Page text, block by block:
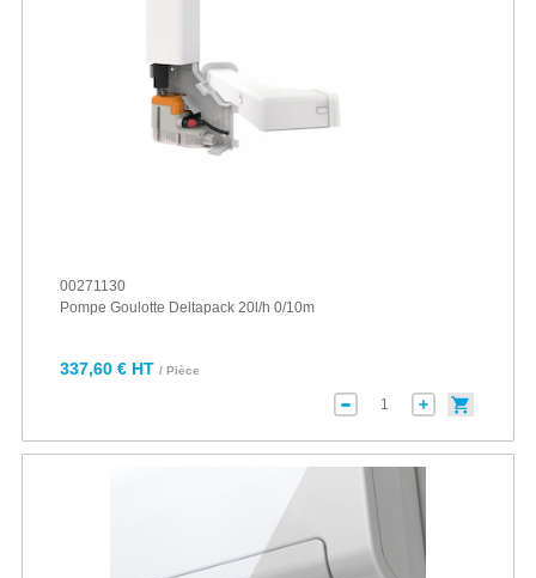
00271130
Pompe Goulotte Deltapack 20l/h 0/10m
337,60 € HT / Pièce